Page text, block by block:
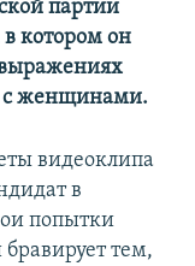
партии
котором он
выражениях
с женщинами.
видеоклипа
в
попытки
тем,